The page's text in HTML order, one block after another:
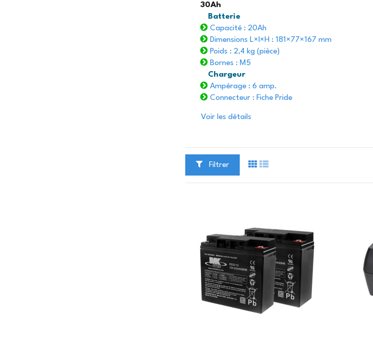
30Ah
Batterie
Capacité : 20Ah
Dimensions L×l×H : 181×77×167 mm
Poids : 2,4 kg (pièce)
Bornes : M5
Chargeur
Ampérage : 6 amp.
Connecteur : Fiche Pride
Voir les détails
Filtrer